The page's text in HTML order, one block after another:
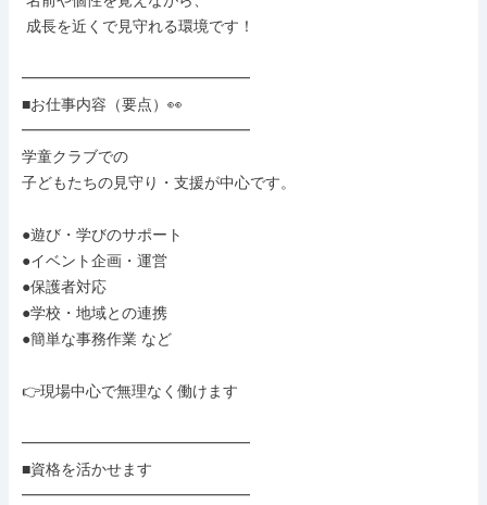
━━━━━━━━━━━━━━━
■お仕事内容（要点）👀
━━━━━━━━━━━━━━━
学童クラブでの
子どもたちの見守り・支援が中心です。
●遊び・学びのサポート
●イベント企画・運営
●保護者対応
●学校・地域との連携
●簡単な事務作業 など
👉現場中心で無理なく働けます
━━━━━━━━━━━━━━━
■資格を活かせます
━━━━━━━━━━━━━━━